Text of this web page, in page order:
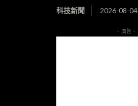
科技新聞 2026-08-04
- 廣告 -